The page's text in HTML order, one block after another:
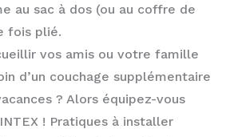
au sac à dos (ou au coffre de
fois plié.
vos amis ou votre famille
d’un couchage supplémentaire
? Alors équipez-vous
! Pratiques à installer